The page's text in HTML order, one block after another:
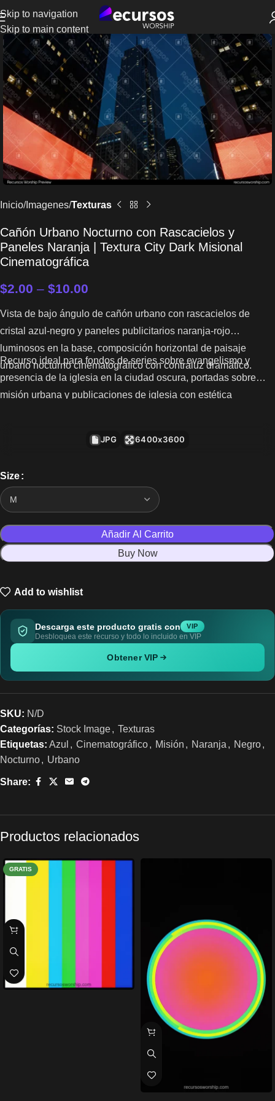
Skip to navigation
Skip to main content
Inicio Imagenes Texturas
Cañón Urbano Nocturno con Rascacielos y
Paneles Naranja | Textura City Dark Misional
Cinematográfica
$2.00 – $10.00
Vista de bajo ángulo de cañón urbano con rascacielos de
cristal azul-negro y paneles publicitarios naranja-rojo
luminosos en la base, composición horizontal de paisaje
urbano nocturno cinematográfico con contraluz dramático.
Recurso ideal para fondos de series sobre evangelismo y
presencia de la iglesia en la ciudad oscura, portadas sobre
misión urbana y publicaciones de iglesia con estética
JPG 6400x3600
Size
Añadir Al Carrito
Buy Now
Add to wishlist
Descarga este producto gratis con VIP
Desbloquea este recurso y todo lo incluido en VIP
Obtener VIP
SKU: N/D
Categorías: Stock Image, Texturas
Etiquetas: Azul , Cinematográfico, Misión , Naranja , Negro,
Nocturno, Urbano
Share:
Productos relacionados
GRATIS